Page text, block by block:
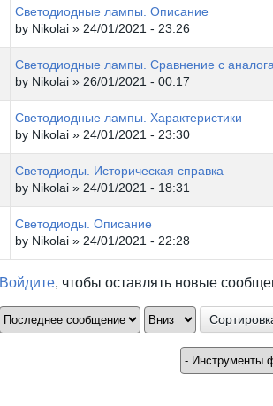
Светодиодные лампы. Описание
by Nikolai » 24/01/2021 - 23:26
Светодиодные лампы. Сравнение с
by Nikolai » 26/01/2021 - 00:17
Светодиодные лампы. Характеристики
by Nikolai » 24/01/2021 - 23:30
Светодиоды. Историческая справка
by Nikolai » 24/01/2021 - 18:31
Светодиоды. Описание
by Nikolai » 24/01/2021 - 22:28
Войдите, чтобы оставлять новые
Сортировка по Сортировка